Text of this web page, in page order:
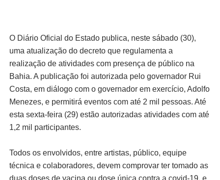
O Diário Oficial do Estado publica, neste sábado (30),
uma atualização do decreto que regulamenta a
realização de atividades com presença de público na
Bahia. A publicação foi autorizada pelo governador Rui
Costa, em diálogo com o governador em exercício, Adolfo
Menezes, e permitirá eventos com até 2 mil pessoas. Até
esta sexta-feira (29) estão autorizadas atividades com até
1,2 mil participantes.
Todos os envolvidos, entre artistas, público, equipe
técnica e colaboradores, devem comprovar ter tomado as
duas doses de vacina ou dose única contra a covid-19, e